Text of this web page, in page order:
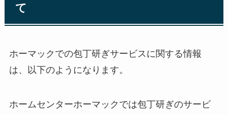
て
ホーマックでの包丁研ぎサービスに関する情報
は、以下のようになります。
ホームセンターホーマックでは包丁研ぎのサービ